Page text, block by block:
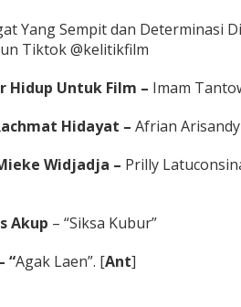
Yang Sempit dan Determinasi
Tiktok @kelitikfilm
Hidup Untuk Film – Imam
Hidayat –Afrian
Widjadja – Prilly
Akup – “Siksa Kubur”
“Agak Laen”. [Ant]